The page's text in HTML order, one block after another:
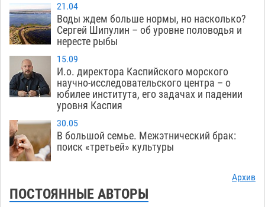
21.04
Воды ждем больше нормы, но насколько?
Сергей Шипулин – об уровне половодья и
нересте рыбы
15.09
И.о. директора Каспийского морского
научно-исследовательского центра – о
юбилее института, его задачах и падении
уровня Каспия
30.05
В большой семье. Межэтнический брак:
поиск «третьей» культуры
Архив
ПОСТОЯННЫЕ АВТОРЫ